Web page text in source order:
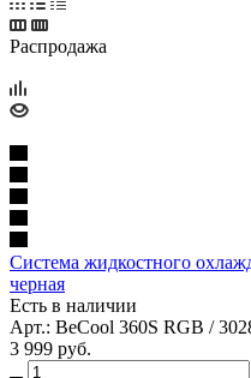
Распродажа
Система жидкостного
черная
Есть в наличии
Арт.: BeCool 360S RGB /
3 999 руб.